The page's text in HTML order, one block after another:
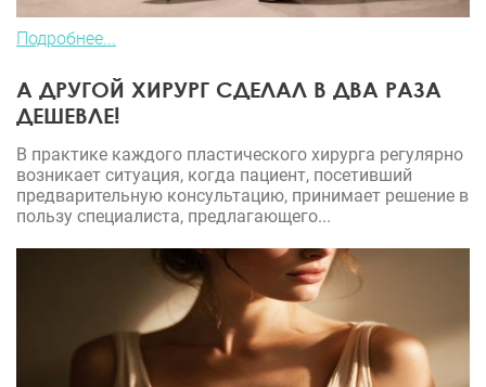
Подробнее...
А ДРУГОЙ ХИРУРГ СДЕЛАЛ В ДВА РАЗА
ДЕШЕВЛЕ!
В практике каждого пластического хирурга регулярно
возникает ситуация, когда пациент, посетивший
предварительную консультацию, принимает решение в
пользу специалиста, предлагающего...